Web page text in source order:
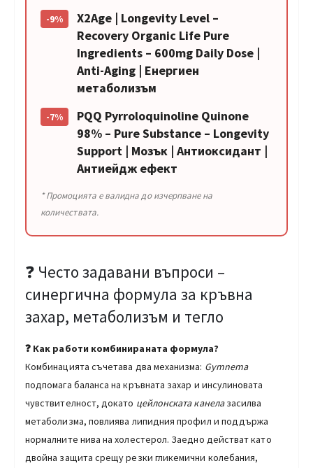
-9%
X2Age | Longevity Level –
Recovery Organic Life Pure
Ingredients – 600mg Daily Dose |
Anti-Aging | Енергиен
метаболизъм
-7%
PQQ Pyrroloquinoline Quinone
98% – Pure Substance – Longevity
Support | Мозък | Антиоксидант |
Антиейдж ефект
* Промоцията е валидна до изчерпване на
количествата.
❓ Често задавани въпроси –
синергична формула за кръвна
захар, метаболизъм и тегло
❓ Как работи комбинираната формула?
Комбинацията съчетава два механизма: Gymnema
подпомага баланса на кръвната захар и инсулиновата
чувствителност, докато цейлонската канелазасилва
метаболизма, повлиява липидния профил и поддържа
нормалните нива на холестерол. Заедно действат като
двойна защита срещу резки гликемични колебания,